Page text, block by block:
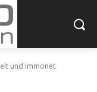
und Immonet